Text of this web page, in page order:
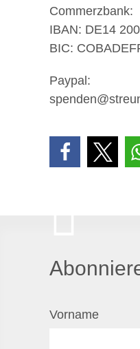
Commerzbank:
IBAN: DE14
BIC:
Paypal:
Vorname